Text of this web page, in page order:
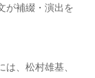
が補綴・演出を
、松村雄基、